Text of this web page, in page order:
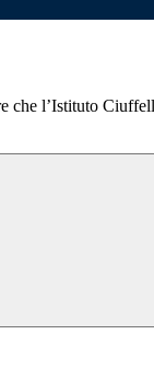
che l’Istituto